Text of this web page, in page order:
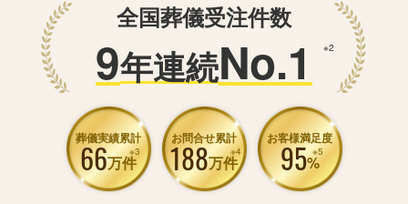
全国葬儀受注件数
9年連続No.1 ※2
葬儀実績累計
66万件
※3
お問合せ累計
188万件
※4
お客様満足度
95%
※5